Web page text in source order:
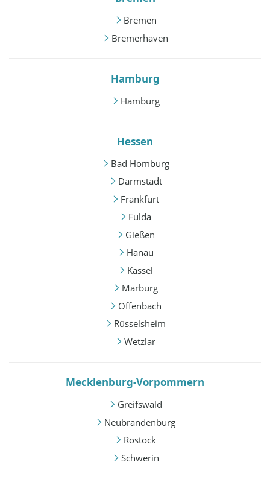
Bremen
Bremerhaven
Hamburg
Hamburg
Hessen
Bad Homburg
Darmstadt
Frankfurt
Fulda
Gießen
Hanau
Kassel
Marburg
Offenbach
Rüsselsheim
Wetzlar
Mecklenburg-Vorpommern
Greifswald
Neubrandenburg
Rostock
Schwerin